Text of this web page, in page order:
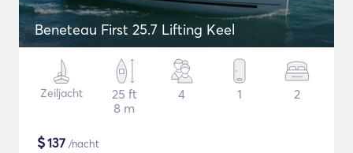
Beneteau First 25.7 Lifting Keel
Zeiljacht
25 ft
8 m
4 1 2
$137 /nacht